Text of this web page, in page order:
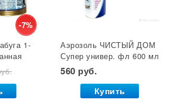
Кокосовый субстрат
крыс
Отрава от крыс Семена салата
-7%
1-
Аэрозоль ЧИСТЫЙ ДОМ
Супер универ. фл 600 мл
(двойное распыление)
GB 1/24*
560 руб.
Купить